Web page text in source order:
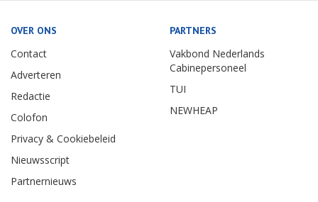
OVER ONS
Contact
Adverteren
Redactie
Colofon
Privacy & Cookiebeleid
Nieuwsscript
Partnernieuws
PARTNERS
Vakbond Nederlands
Cabinepersoneel
TUI
NEWHEAP